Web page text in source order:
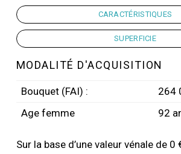
CARACTÉRISTIQUES
SUPERFICIE
MODALITÉ D'ACQUISITION
Bouquet (FAI) :
264
Age femme
92
Sur la base d’une valeur vénale de 0